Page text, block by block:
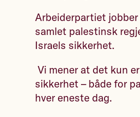
Arbeiderpartiet
samlet palestinsk
Israels sikkerhet.
Vi mener at det kun
sikkerhet – både for
hver eneste dag.